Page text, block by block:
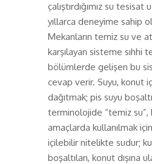
çalıştırdığımız su tesisat
yıllarca deneyime sahip
Mekanların temiz su ve
karşılayan sisteme sıhhi
bölümlerde gelişen bu
cevap verir. Suyu, konut
dağıtmak; pis suyu
terminolojide “temiz su”,
amaçlarda kullanılmak
içilebilir nitelikte sudur;
boşaltılan, konut dışına